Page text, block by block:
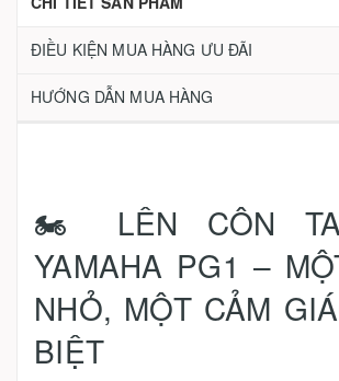
ĐIỀU KIỆN MUA HÀNG ƯU ĐÃI
HƯỚNG DẪN MUA HÀNG
🏍️ LÊN CÔN
YAMAHA PG1 –
NHỎ, MỘT CẢM
BIỆT